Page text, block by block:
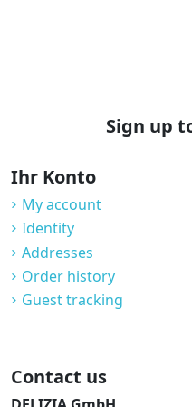
Sign up
Ihr Konto
My account
Identity
Addresses
Order history
Guest tracking
Contact us